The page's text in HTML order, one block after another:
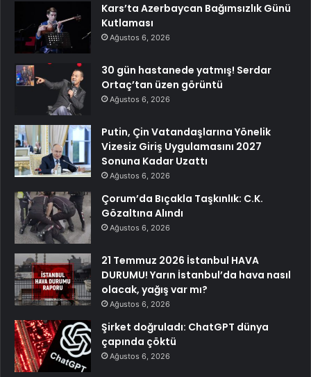
Kars’ta Azerbaycan Bağımsızlık Günü
Kutlaması
Ağustos 6, 2026
30 gün hastanede yatmış! Serdar
Ortaç’tan üzen görüntü
Ağustos 6, 2026
Putin, Çin Vatandaşlarına Yönelik
Vizesiz Giriş Uygulamasını 2027
Sonuna Kadar Uzattı
Ağustos 6, 2026
Çorum’da Bıçakla Taşkınlık: C.K.
Gözaltına Alındı
Ağustos 6, 2026
21 Temmuz 2026 İstanbul HAVA
DURUMU! Yarın İstanbul’da hava nasıl
olacak, yağış var mı?
Ağustos 6, 2026
Şirket doğruladı: ChatGPT dünya
çapında çöktü
Ağustos 6, 2026